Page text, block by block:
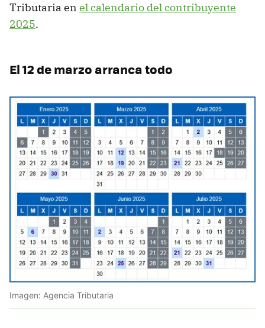
Tributaria en el calendario del contribuyente
2025.
El 12 de marzo arranca todo
Imagen: Agencia Tributaria